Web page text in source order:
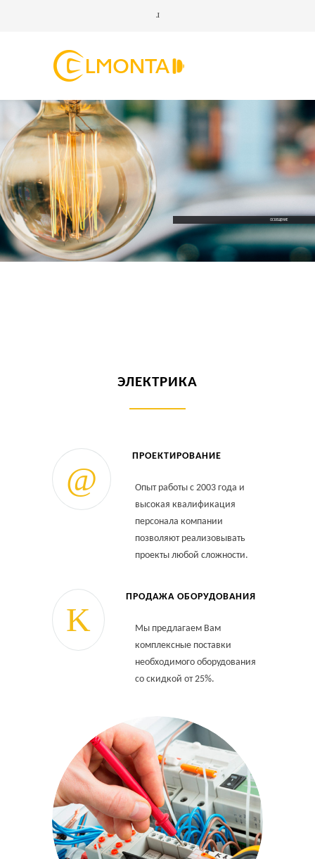
ОСВЕЩЕНИЕ
ЭЛЕКТРИКА
ПРОЕКТИРОВАНИЕ
Опыт работы с 2003 года и
высокая квалификация
персонала компании
позволяют реализовывать
проекты любой сложности.
ПРОДАЖА ОБОРУДОВАНИЯ
Мы предлагаем Вам
комплексные поставки
необходимого оборудования
со скидкой от 25%.